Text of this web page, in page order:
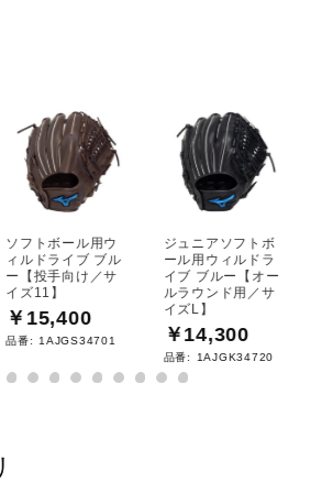
ソフトボール用ウ
ィルドライブ ブル
ー【投手向け／サ
イズ11】
￥15,400
品番: 1AJGS34701
ジュニアソフトボ
ール用ウィルドラ
イブ ブルー【オー
ルラウンド用／サ
イズL】
￥14,300
品番: 1AJGK34720